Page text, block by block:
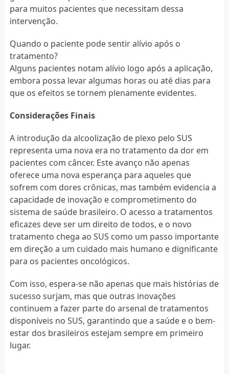
para muitos pacientes que necessitam dessa
intervenção.
Quando o paciente pode sentir alívio após o
tratamento?
Alguns pacientes notam alívio logo após a aplicação,
embora possa levar algumas horas ou até dias para
que os efeitos se tornem plenamente evidentes.
Considerações Finais
A introdução da alcoolização de plexo pelo SUS
representa uma nova era no tratamento da dor em
pacientes com câncer. Este avanço não apenas
oferece uma nova esperança para aqueles que
sofrem com dores crônicas, mas também evidencia a
capacidade de inovação e comprometimento do
sistema de saúde brasileiro. O acesso a tratamentos
eficazes deve ser um direito de todos, e o novo
tratamento chega ao SUS como um passo importante
em direção a um cuidado mais humano e dignificante
para os pacientes oncológicos.
Com isso, espera-se não apenas que mais histórias de
sucesso surjam, mas que outras inovações
continuem a fazer parte do arsenal de tratamentos
disponíveis no SUS, garantindo que a saúde e o bem-
estar dos brasileiros estejam sempre em primeiro
lugar.